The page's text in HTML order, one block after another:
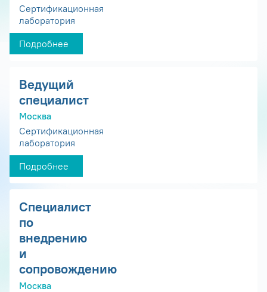
Сертификационная
лаборатория
Подробнее
Ведущий
специалист
Москва
Сертификационная
лаборатория
Подробнее
Специалист
по
внедрению
и
сопровождению
Москва